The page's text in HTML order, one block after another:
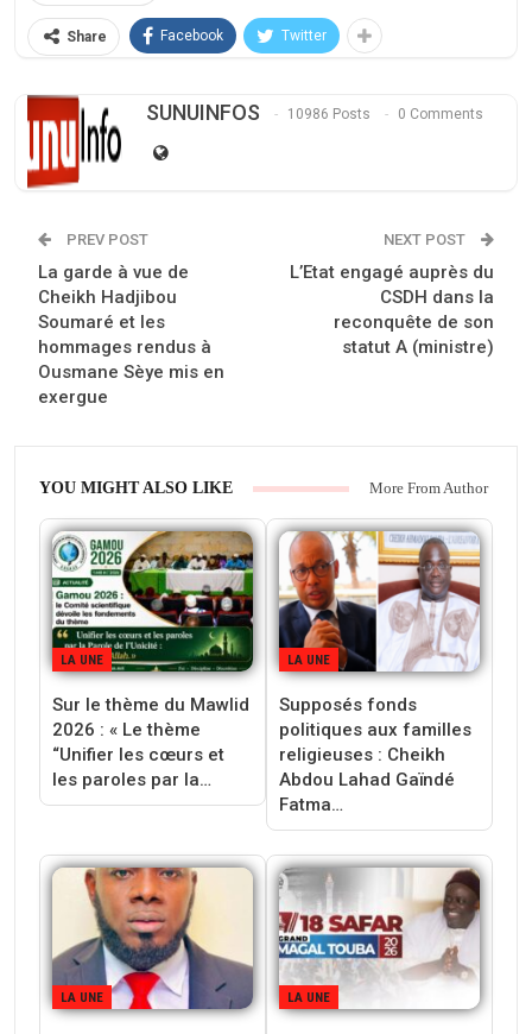
Share Facebook Twitter
SUNUINFOS 10986 Posts 0 Comments
PREV POST
La garde à vue de
Cheikh Hadjibou
Soumaré et les
hommages rendus à
Ousmane Sèye mis en
exergue
NEXT POST
L’Etat engagé auprès du
CSDH dans la
reconquête de son
statut A (ministre)
YOU MIGHT ALSO LIKE More From Author
LA UNE
Sur le thème du Mawlid
2026 : « Le thème
“Unifier les cœurs et
les paroles par la…
LA UNE
Supposés fonds
politiques aux familles
religieuses : Cheikh
Abdou Lahad Gaïndé
Fatma…
LA UNE LA UNE